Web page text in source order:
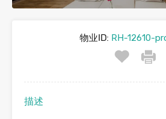
物业ID:RH-12610-
描述